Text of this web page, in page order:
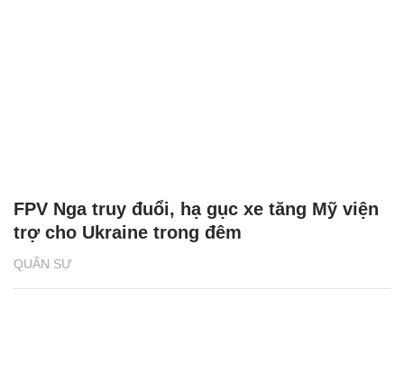
QUÂN SỰ
FPV Nga truy đuổi, hạ gục xe tăng Mỹ viện
trợ cho Ukraine trong đêm